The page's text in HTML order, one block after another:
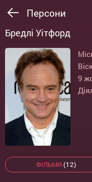
Персони
Бредлі Уітфорд
9
ФІЛЬМИ (12)